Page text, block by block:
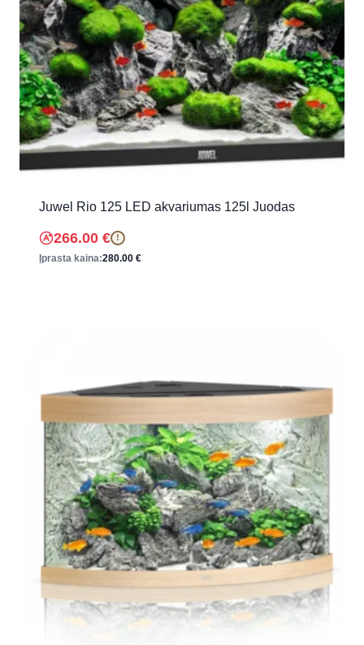
Juwel Rio 125 LED akvariumas 125l Juodas
266.00 € !
Įprasta kaina:280.00 €